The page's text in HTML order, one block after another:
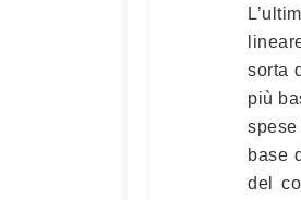
sorta
più
base
del